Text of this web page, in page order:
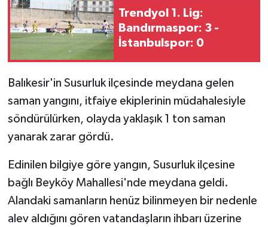
Trendyol 1. Lig:
Bandırmaspor: 3 -
İstanbulspor: 0
Balıkesir'in Susurluk ilçesinde meydana gelen
saman yangını, itfaiye ekiplerinin müdahalesiyle
söndürülürken, olayda yaklaşık 1 ton saman
yanarak zarar gördü.
Edinilen bilgiye göre yangın, Susurluk ilçesine
bağlı Beyköy Mahallesi'nde meydana geldi.
Alandaki samanların henüz bilinmeyen bir nedenle
alev aldığını gören vatandaşların ihbarı üzerine
GENEL
GÜNDEM
Güvenlik
HABERDE İNSAN
İNSAN
İş Dünyası
Jandarma